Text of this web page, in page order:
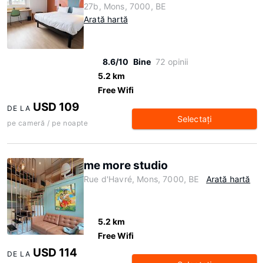
27b, Mons, 7000, BE
Arată hartă
8.6/10 Bine 72 opinii
5.2 km
Free Wifi
DE LA USD 109
pe cameră / pe noapte Selectaţi
me more studio
Rue d'Havré, Mons, 7000, BE Arată hartă
5.2 km
Free Wifi
DE LA USD 114